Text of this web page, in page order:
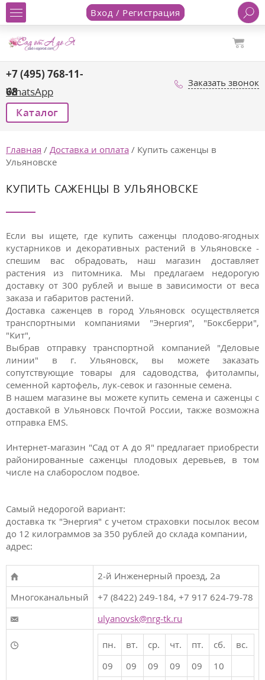
Вход / Регистрация
+7 (495) 768-11-
68
WhatsApp
Заказать звонок
Каталог
Главная / Доставка и оплата / Купить саженцы в
Ульяновске
КУПИТЬ САЖЕНЦЫ В УЛЬЯНОВСКЕ
Если вы ищете, где купить саженцы плодово-ягодных
кустарников и декоративных растений в Ульяновске -
спешим вас обрадовать, наш магазин доставляет
растения из питомника. Мы предлагаем недорогую
доставку от 300 рублей и выше в зависимости от веса
заказа и габаритов растений.
Доставка саженцев в город Ульяновск осуществляется
транспортными компаниями "Энергия", "Боксберри",
"Кит",
Выбрав отправку транспортной компанией "Деловые
линии" в г. Ульяновск, вы можете заказать
сопутствующие товары для садоводства, фитолампы,
семенной картофель, лук-севок и газонные семена.
В нашем магазине вы можете купить семена и саженцы с
доставкой в Ульяновск Почтой России, также возможна
отправка EMS.
Интернет-магазин "Сад от А до Я" предлагает приобрести
районированные саженцы плодовых деревьев, в том
числе на слаборослом подвое.
Самый недорогой вариант:
доставка тк "Энергия" с учетом страховки посылок весом
до 12 килограммов за 350 рублей до склада компании,
адрес:
2-й Инженерный проезд, 2а
Многоканальный
+7 (8422) 249-184, +7 917 624-79-78
ulyanovsk@nrg-tk.ru
пн. вт. ср. чт. пт. сб.
вс.
09
09 09 09 09
10